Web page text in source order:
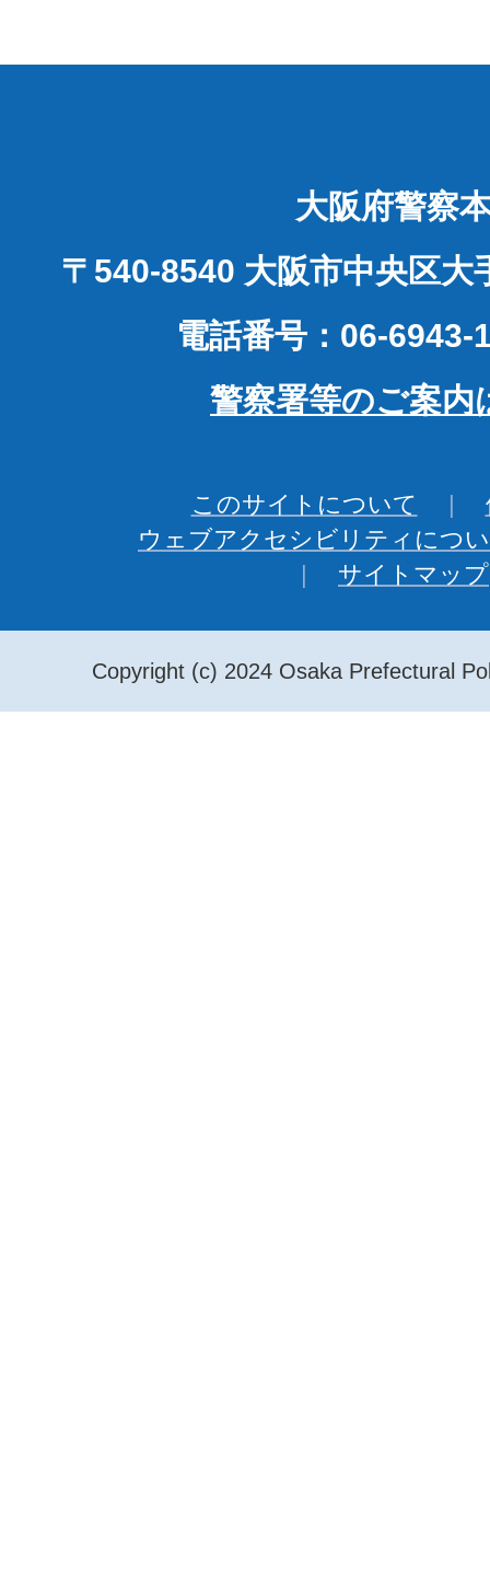
大阪府警察
〒540-8540 大阪市中央区大
電話番号：06-6943-
警察署等のご案内
このサイトについて
ウェブアクセシビリティにつ
サイトマップ
Copyright (c) 2024 Osaka Prefectural